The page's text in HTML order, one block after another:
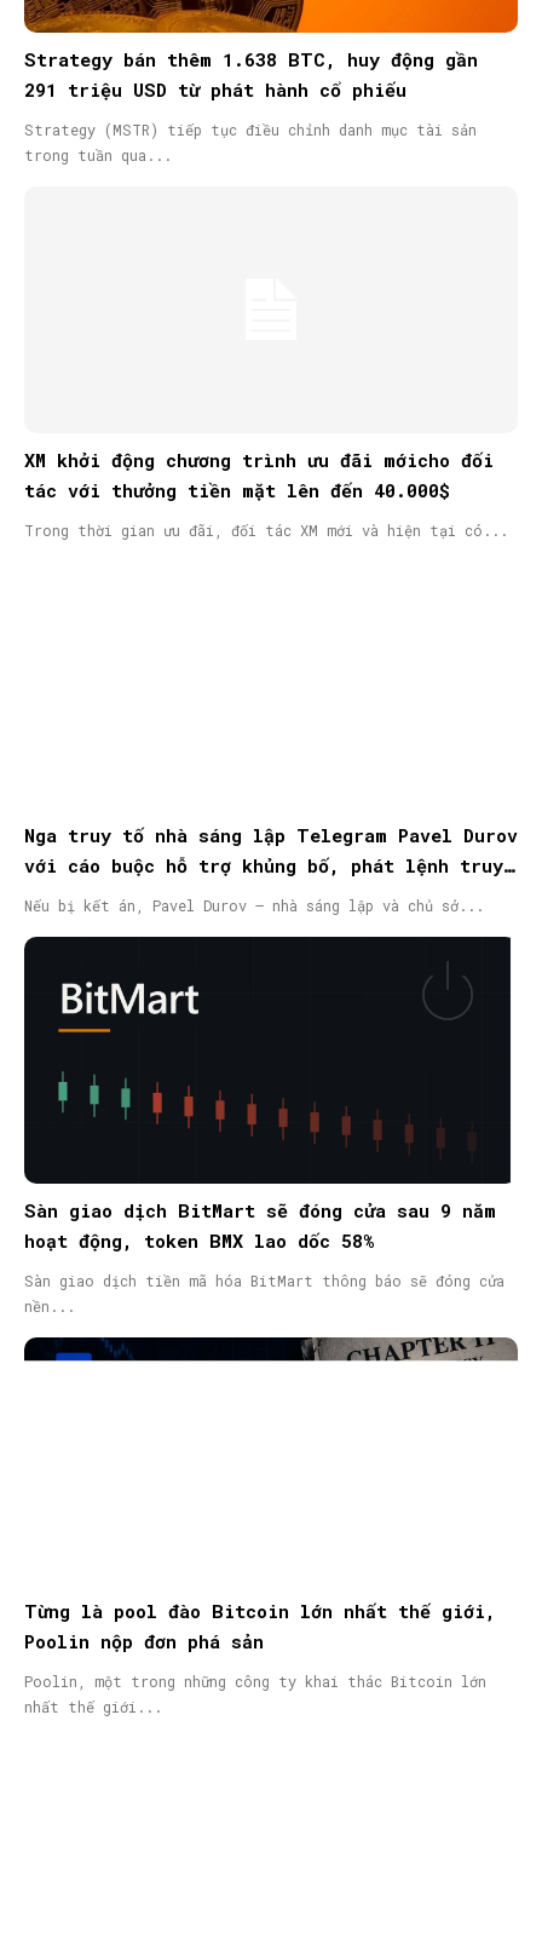
Strategy bán thêm 1.638 BTC, huy động gần
291 triệu USD từ phát hành cổ phiếu
Strategy (MSTR) tiếp tục điều chỉnh danh mục tài sản
trong tuần qua...
XM khởi động chương trình ưu đãi mớicho đối
tác với thưởng tiền mặt lên đến 40.000$
Trong thời gian ưu đãi, đối tác XM mới và hiện tại có...
Nga truy tố nhà sáng lập Telegram Pavel Durov
với cáo buộc hỗ trợ khủng bố, phát lệnh truy
nã quốc tế
Nếu bị kết án, Pavel Durov – nhà sáng lập và chủ sở...
Sàn giao dịch BitMart sẽ đóng cửa sau 9 năm
hoạt động, token BMX lao dốc 58%
Sàn giao dịch tiền mã hóa BitMart thông báo sẽ đóng cửa
nền...
Từng là pool đào Bitcoin lớn nhất thế giới,
Poolin nộp đơn phá sản
Poolin, một trong những công ty khai thác Bitcoin lớn
nhất thế giới...